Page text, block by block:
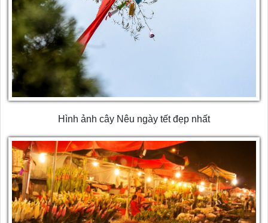
Hình ảnh cây Nêu ngày tết đẹp nhất